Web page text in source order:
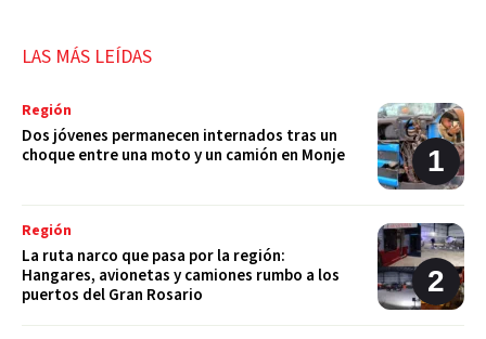
LAS MÁS LEÍDAS
Región
Dos jóvenes permanecen internados tras un
choque entre una moto y un camión en Monje
Región
La ruta narco que pasa por la región:
Hangares, avionetas y camiones rumbo a los
puertos del Gran Rosario